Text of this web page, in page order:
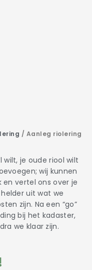
/ Aanleg riolering
je oude riool wilt
wij kunnen
en vertel ons over je
uit wat we
zijn. Na een “go”
bij het kadaster,
we klaar zijn.